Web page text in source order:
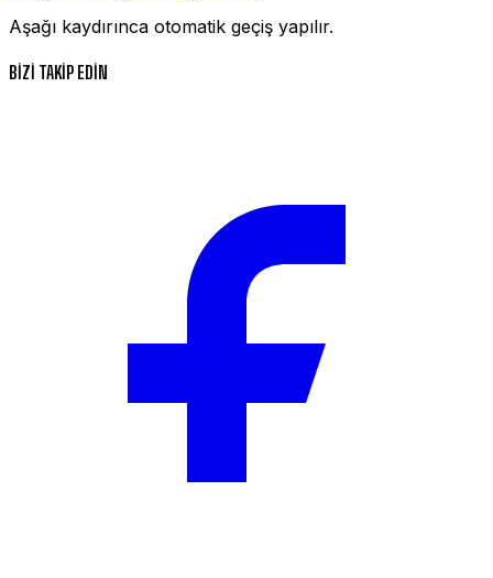
Aşağı kaydırınca otomatik geçiş yapılır.
BİZİ TAKİP EDİN